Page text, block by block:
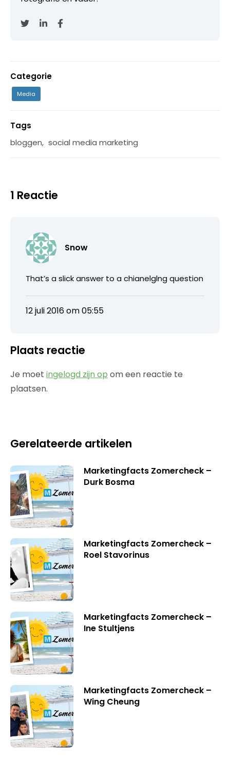
Categorie
Media
Tags
bloggen, social media marketing
1 Reactie
Snow
That’s a slick answer to a chianelglng question
12 juli 2016 om 05:55
Plaats reactie
Je moet ingelogd zijn op om een reactie te
plaatsen.
Gerelateerde artikelen
Marketingfacts Zomercheck –
Durk Bosma
Marketingfacts Zomercheck –
Roel Stavorinus
Marketingfacts Zomercheck –
Ine Stultjens
Marketingfacts Zomercheck –
Wing Cheung